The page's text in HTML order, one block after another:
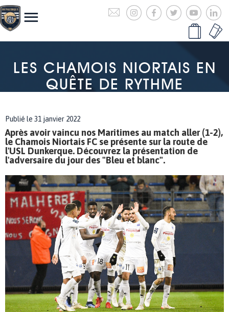
LES CHAMOIS NIORTAIS EN
QUÊTE DE RYTHME
Publié le 31 janvier 2022
Après avoir vaincu nos Maritimes au match aller (1-2),
le Chamois Niortais FC se présente sur la route de
l'USL Dunkerque. Découvrez la présentation de
l'adversaire du jour des "Bleu et blanc".